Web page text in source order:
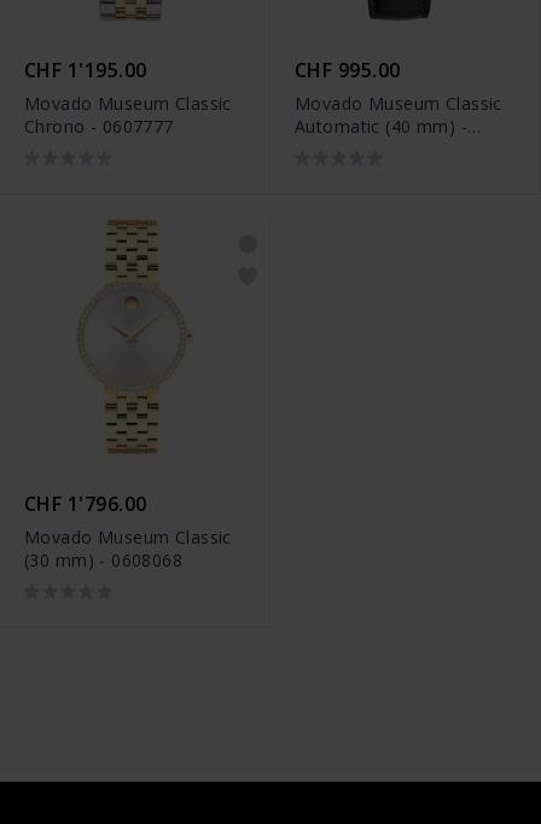
CHF 1'195.00
Movado Museum Classic
Chrono - 0607777
CHF 995.00
Movado Museum Classic
Automatic (40 mm) -
CHF 1'796.00
Movado Museum Classic
(30 mm) - 0608068